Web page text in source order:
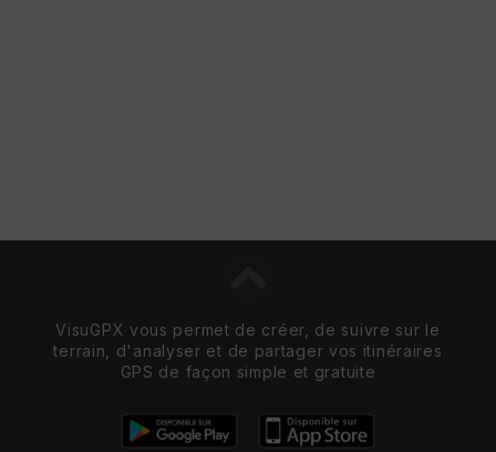
VisuGPX vous permet de créer, de suivre sur le
terrain, d'analyser et de partager vos itinéraires
GPS de façon simple et gratuite